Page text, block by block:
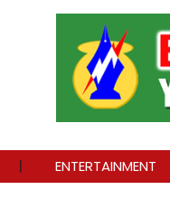
ENTERTAINMENT